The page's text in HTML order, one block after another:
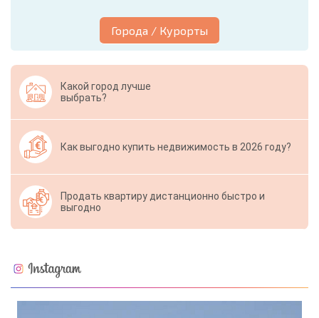
Города / Курорты
Какой город лучше
выбрать?
Как выгодно купить недвижимость в 2026 году?
Продать квартиру дистанционно быстро и
выгодно